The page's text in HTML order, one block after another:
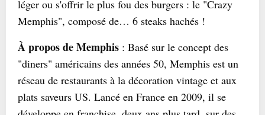
léger ou s'offrir le plus fou des burgers : le "Crazy
Memphis", composé de… 6 steaks hachés !
À propos de Memphis : Basé sur le concept des
"diners" américains des années 50, Memphis est un
réseau de restaurants à la décoration vintage et aux
plats saveurs US. Lancé en France en 2009, il se